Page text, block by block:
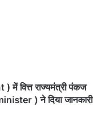
वित्त राज्यमंत्री पंकज
) ने दिया जानकारी